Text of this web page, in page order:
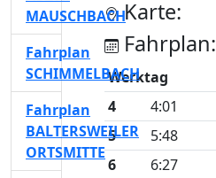
Karte:
Fahrplan:
Werktag
4
4:01
5
5:48
6
6:27
MAUSCHBACH
Fahrplan
SCHIMMELBACH
Fahrplan
BALTERSWEILER
ORTSMITTE